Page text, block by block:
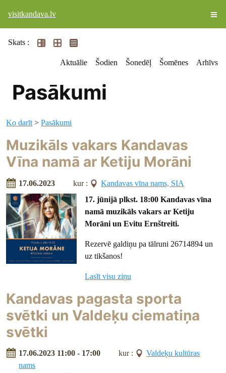
visitkandava.lv
Skats :
Aktuālie Šodien Šonedēļ Šomēnes Arhīvs
Pasākumi
Ko darīt >Pasākumi
Muzikāls vakars Kandavas
Vīna namā ar Ketiju Morāni
17.06.2023 kur :
Kandavas vīna nams, SIA
17. jūnijā plkst. 18:00 Kandavas vīna
namā muzikāls vakars ar Ketiju
Morāni un Evitu Ernštreiti.
Rezervē galdiņu pa tālruni 26714894 un
uz tikšanos!
Lasīt visu ziņu
Kandavas pagasta sporta
svētki un Valdeķu ciematiņa
svētki
17.06.2023 11:00 - 17:00 kur :
Valdeķu kultūras
nams